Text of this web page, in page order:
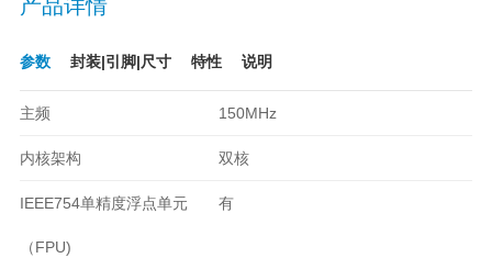
产品详情
参数 封装|引脚|尺寸 特性 说明
主频 150MHz
内核架构 双核
IEEE754单精度浮点单元
（FPU)
有